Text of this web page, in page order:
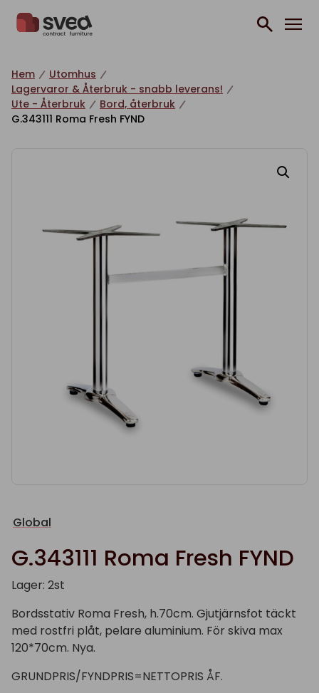
Hem
Utomhus
Lagervaror & Återbruk - snabb leverans!
Ute - Återbruk
Bord, återbruk
G.343111 Roma Fresh FYND
Global
G.343111 Roma Fresh FYND
Lager: 2st
Bordsstativ Roma Fresh, h.70cm. Gjutjärnsfot täckt
med rostfri plåt, pelare aluminium. För skiva max
120*70cm. Nya.
GRUNDPRIS/FYNDPRIS=NETTOPRIS ÅF.